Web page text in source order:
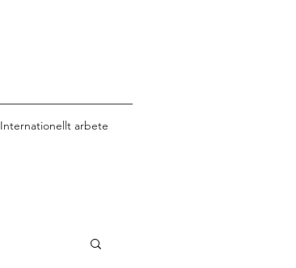
Internationellt arbete